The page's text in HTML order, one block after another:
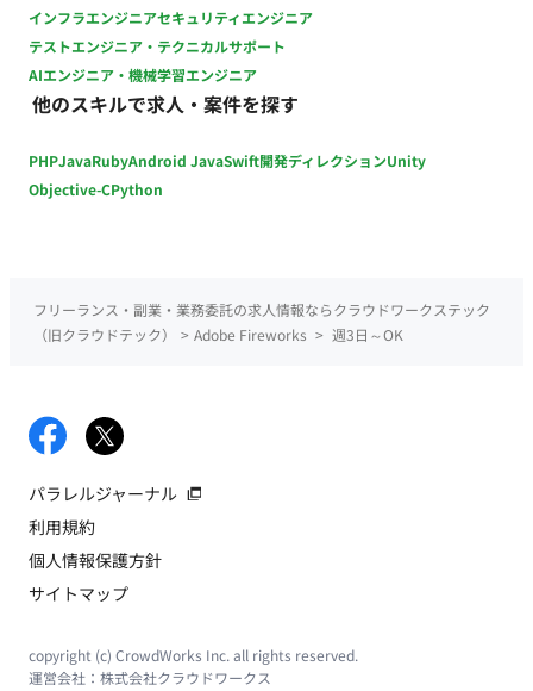
インフラエンジニアセキュリティエンジニア
テストエンジニア・テクニカルサポート
AIエンジニア・機械学習エンジニア
他のスキルで求人・案件を探す
PHPJavaRubyAndroid JavaSwift開発ディレクションUnity
Objective-CPython
フリーランス・副業・業務委託の求人情報ならクラウドワークステック
（旧クラウドテック）
> Adobe Fireworks > 週3日～OK
パラレルジャーナル
利用規約
個人情報保護方針
サイトマップ
copyright (c) CrowdWorks Inc. all rights reserved.
運営会社： 株式会社クラウドワークス